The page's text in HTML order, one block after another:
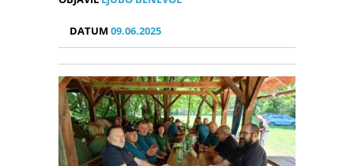
DATUM09.06.2025